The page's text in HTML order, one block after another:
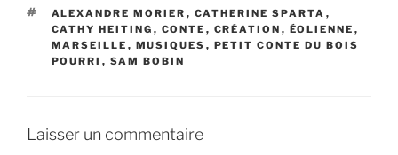
ÉTIQUETTES
ALEXANDRE MORIER , CATHERINE SPARTA ,
CATHY HEITING , CONTE , CRÉATION , ÉOLIENNE ,
MARSEILLE , MUSIQUES , PETIT CONTE DU BOIS
POURRI , SAM BOBIN
Laisser un commentaire